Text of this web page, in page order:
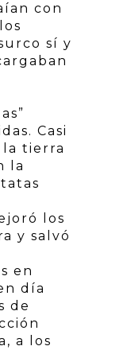
con
sí y
Casi
la tierra
la
los
y salvó
en
día
de
a los